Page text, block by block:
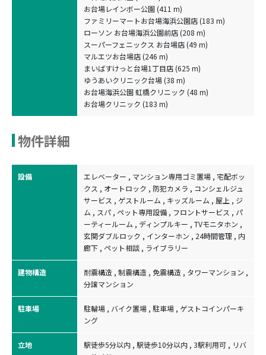
お台場レインボー公園 (411 m)
ファミリーマートお台場海浜公園店 (183 m)
ローソン お台場海浜公園前店 (208 m)
スーパーフェニックス お台場店 (49 m)
マルエツお台場店 (246 m)
まいばすけっと台場1丁目店 (625 m)
ゆうあいクリニック台場 (38 m)
お台場海浜公園 虹橋クリニック (48 m)
お台場クリニック (183 m)
物件詳細
設備
エレベーター , マンション専用ゴミ置場 , 宅配ボッ
クス , オートロック , 防犯カメラ , コンシェルジュ
サービス , ゲストルーム , キッズルーム , 屋上 , ジ
ム , スパ , ペット専用設備 , フロントサービス , パ
ーティールーム , ディンプルキー , TVモニタホン ,
玄関ダブルロック , インターホン , 24時間管理 , 内
廊下 , ペット相談 , ライブラリー
建物構造
耐震構造 , 制震構造 , 免震構造 , タワーマンション ,
分譲マンション
駐車場
駐輪場 , バイク置場 , 駐車場 , ゲストコインパーキ
ング
立地
駅徒歩5分以内 , 駅徒歩10分以内 , 3駅利用可 , リバ